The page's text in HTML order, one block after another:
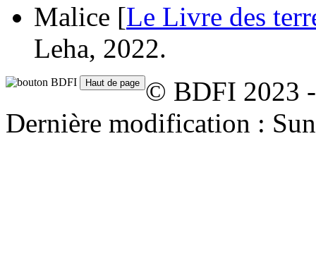
Malice [Le Livre des
Leha, 2022.
© BDFI 2023
Dernière modification :